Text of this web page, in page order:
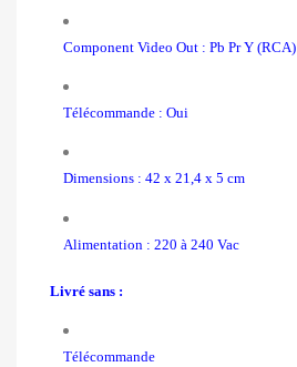
Component Video Out : Pb Pr Y (RCA)
Télécommande : Oui
Dimensions : 42 x 21,4 x 5 cm
Alimentation : 220 à 240 Vac
Livré sans :
Télécommande